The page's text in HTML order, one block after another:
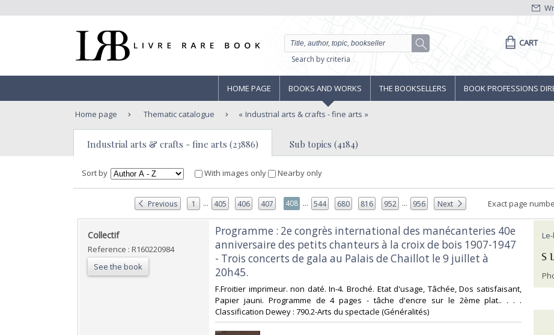
Search by criteria
CART
HOME PAGE BOOKS AND WORKS THE BOOKSELLERS BOOK PROFESSIONS
Home page Thematic catalogue Industrial arts & crafts - fine arts
Industrial arts & crafts - fine arts (23886) Sub topics (4184)
Sort by With images only Nearby only
Previous 1 ... 405 406 407 408 ... 544 680 816 952 ... 956 Next Exact page
‎Collectif‎
Reference : R160220984
See the book
‎Programme : 2e congrès international des manécanteries 40e
anniversaire des petits chanteurs à la croix de bois 1907-1947
- Trois concerts de gala au Palais de Chaillot le 9 juillet à
20h45.‎
‎F.Froitier imprimeur. non daté. In-4. Broché. Etat d'usage, Tâchée, Dos satisfaisant,
Papier jauni. Programme de 4 pages - tâche d'encre sur le 2ème plat.. . . .
Classification Dewey : 790.2-Arts du spectacle (Généralités)‎